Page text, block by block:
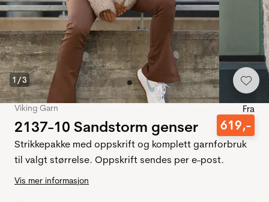
1/3
Viking Garn
2137-10 Sandstorm genser
Fra
619,-
Strikkepakke med oppskrift og komplett garnforbruk
til valgt størrelse. Oppskrift sendes per e-post.
Vis mer informasjon